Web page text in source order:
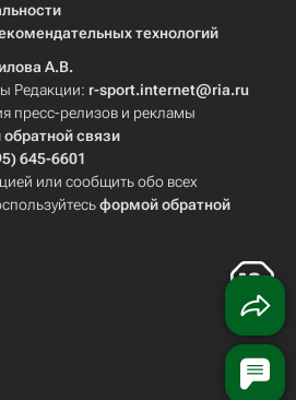
технологий
А.В.
Редакции: r-sport.internet@ria.ru
пресс-релизов и рекламы
связи
645-6601
или сообщить обо всех
формой обратной